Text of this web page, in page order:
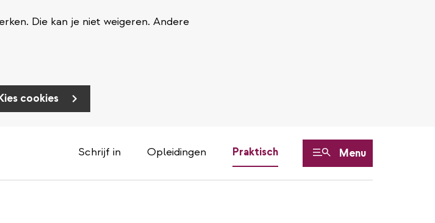
Die kan je niet weigeren. Andere
cookies
Schrijf in Opleidingen Praktisch Menu